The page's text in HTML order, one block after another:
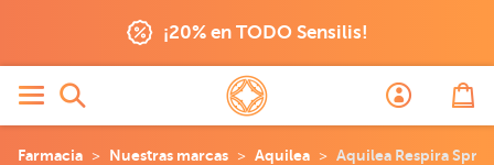
¡20% en TODO Sensilis!
Farmacia Nuestras marcas Aquilea Aquilea Respira